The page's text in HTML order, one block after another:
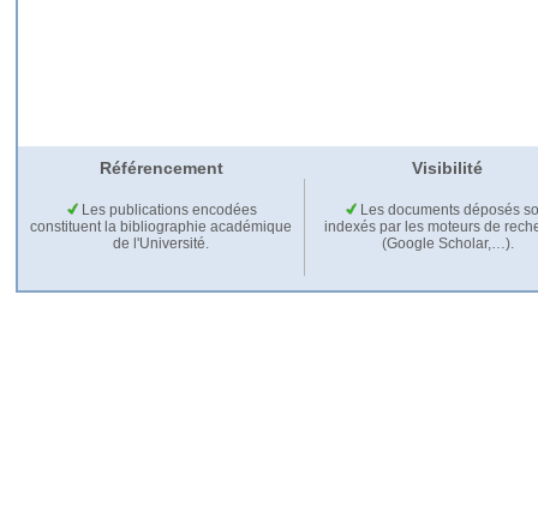
Référencement Visibilité
Les publications encodées
constituent la bibliographie académique
de l'Université.
Les documents déposés
indexés par les moteurs de
(Google Scholar,…).